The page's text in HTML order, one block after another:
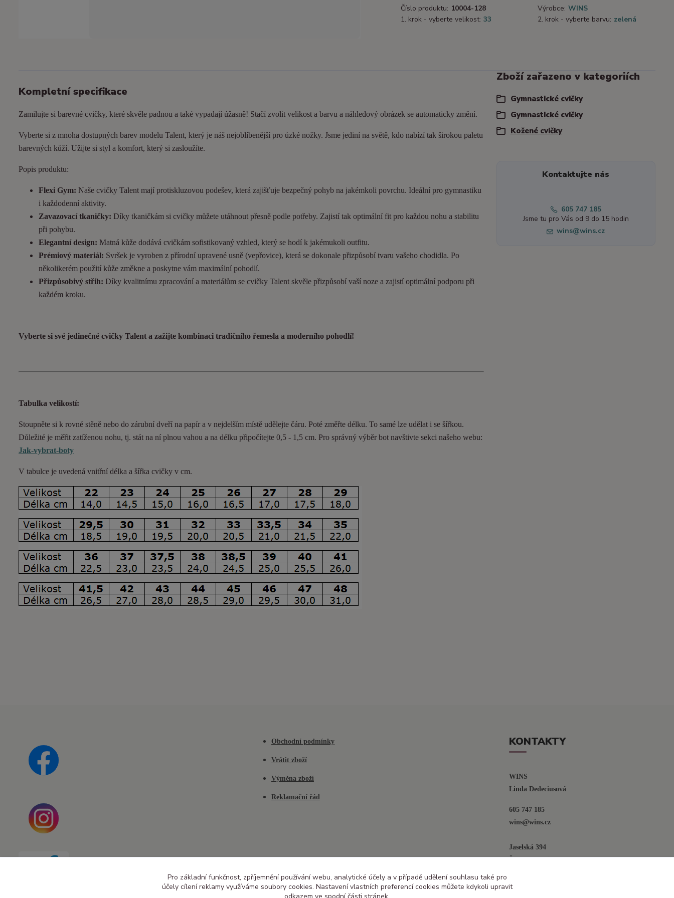
Číslo produktu: 10004-128 Výrobce: WINS
1. krok - vyberte velikost: 33 2. krok - vyberte barvu: zelená
Kompletní specifikace
Zamilujte si barevné cvičky, které skvěle padnou a také vypadají úžasně! Stačí zvolit velikost a barvu a náhledový obrázek se automaticky změní.
Vyberte si z mnoha dostupných barev modelu Talent, který je náš nejoblíbenější pro úzké nožky. Jsme jediní na světě, kdo nabízí tak širokou paletu
barevných kůží. Užijte si styl a komfort, který si zasloužíte.
Popis produktu:
Flexi Gym: Naše cvičky Talent mají protiskluzovou podešev, která zajišťuje bezpečný pohyb na jakémkoli povrchu. Ideální pro gymnastiku
i každodenní aktivity.
Zavazovací tkaničky: Díky tkaničkám si cvičky můžete utáhnout přesně podle potřeby. Zajistí tak optimální fit pro každou nohu a stabilitu
při pohybu.
Elegantní design: Matná kůže dodává cvičkám sofistikovaný vzhled, který se hodí k jakémukoli outfitu.
Prémiový materiál: Svršek je vyroben z přírodní upravené usně (vepřovice), která se dokonale přizpůsobí tvaru vašeho chodidla. Po
několikerém použití kůže změkne a poskytne vám maximální pohodlí.
Přizpůsobivý střih: Díky kvalitnímu zpracování a materiálům se cvičky Talent skvěle přizpůsobí vaší noze a zajistí optimální podporu při
každém kroku.
Vyberte si své jedinečné cvičky Talent a zažijte kombinaci tradičního řemesla a moderního pohodlí!
Tabulka velikostí:
Stoupněte si k rovné stěně nebo do zárubní dveří na papír a v nejdelším místě udělejte čáru. Poté změřte délku. To samé lze udělat i se šířkou.
Důležité je měřit zatíženou nohu, tj. stát na ní plnou vahou a na délku připočítejte 0,5 - 1,5 cm. Pro správný výběr bot navštivte sekci našeho webu:
Jak-vybrat-boty
V tabulce je uvedená vnitřní délka a šířka cvičky v cm.
Zboží zařazeno v kategoriích
Gymnastické cvičky
Gymnastické cvičky
Kožené cvičky
Kontaktujte nás
605 747 185
Jsme tu pro Vás od 9 do 15 hodin
wins@wins.cz
Obchodní podmínky
Vrátit zboží
Výměna zboží
Reklamační řád
KONTAKTY
WINS
Linda Dedeciusová
605 747 185
wins@wins.cz
Jaselská 394
Šenov u N. Jičína
Pro základní funkčnost, zpříjemnění používání webu, analytické účely a v případě udělení souhlasu také pro
účely cílení reklamy využíváme soubory cookies. Nastavení vlastních preferencí cookies můžete kdykoli upravit